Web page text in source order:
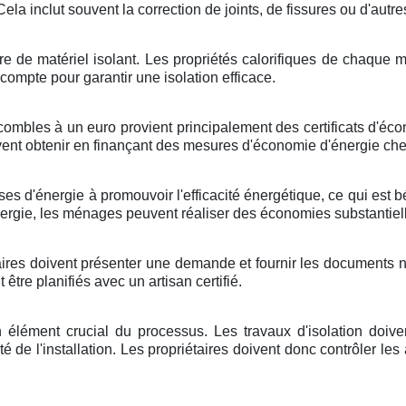
inclut souvent la correction de joints, de fissures ou
de matériel isolant. Les propriétés calorifiques de chaque
pour garantir une isolation efficace.
à un euro provient principalement des certificats
obtenir en finançant des mesures d'économie d'énergie
d'énergie à promouvoir l'efficacité énergétique, ce qui est
les ménages peuvent réaliser des économies
doivent présenter une demande et fournir les
planifiés avec un artisan certifié.
crucial du processus. Les travaux d'isolation
de l'installation. Les propriétaires doivent donc contrôler